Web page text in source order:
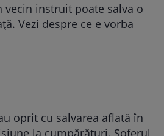
vecin instruit poate salva o
Vezi despre ce e vorba
oprit cu salvarea aflată în